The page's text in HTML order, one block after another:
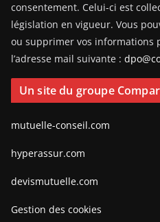
consentement. Celui-ci est
législation en vigueur. Vous
ou supprimer vos informations
l’adresse mail suivante :
Un site du groupe
mutuelle-conseil.com
hyperassur.com
devismutuelle.com
Gestion des cookies